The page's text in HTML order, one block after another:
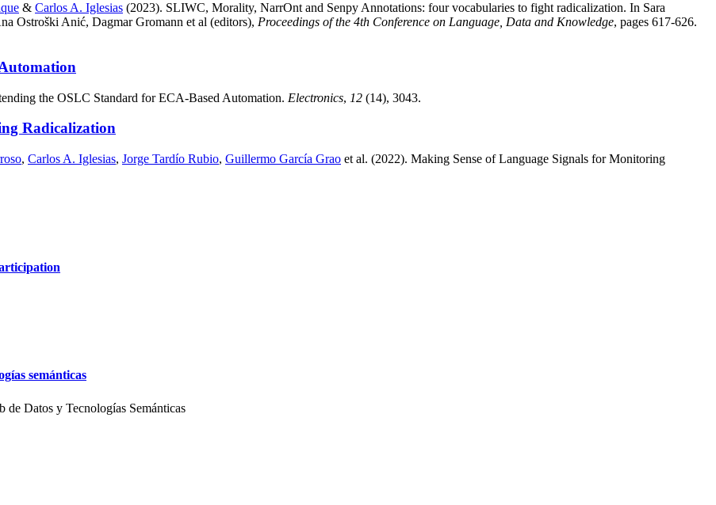
& Carlos A. Iglesias (2023). SLIWC, Morality, NarrOnt and Senpy Annotations: four vocabularies to fight radicalization. In Sara
Ostroški Anić, Dagmar Gromann et al (editors), Proceedings of the 4th Conference on Language, Data and Knowledge, pages 617-626.
the OSLC Standard for ECA-Based Automation. Electronics, 12 (14), 3043.
Radicalization
, Carlos A. Iglesias, Jorge Tardío Rubio, Guillermo García Grao et al. (2022). Making Sense of Language Signals for Monitoring
semánticas
Datos y Tecnologías Semánticas